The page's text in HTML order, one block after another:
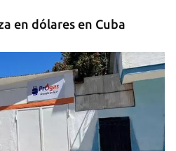
en dólares en Cuba